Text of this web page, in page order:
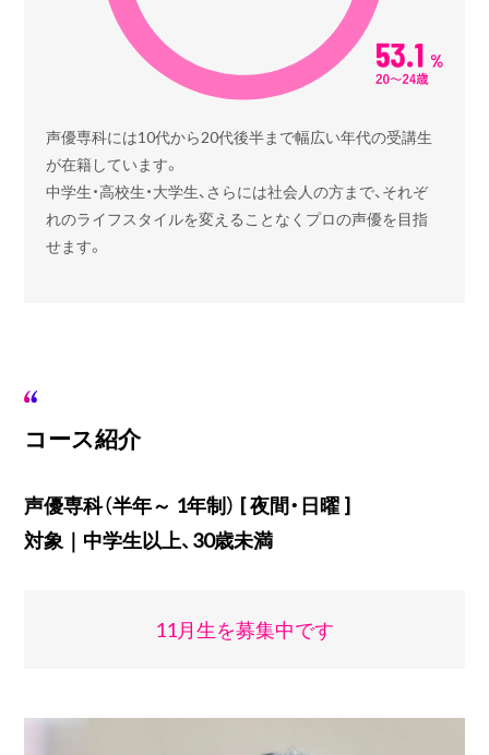
声優専科には10代から20代後半まで幅広い年代の受講生
が在籍しています。
中学生・高校生・大学生、さらには社会人の方まで、それぞ
れのライフスタイルを変えることなく プロの声優を目指
せます。
コース紹介
声優専科（半年～ 1年制） [ 夜間・日曜 ]
対象｜中学生以上、30歳未満
11月生を募集中です